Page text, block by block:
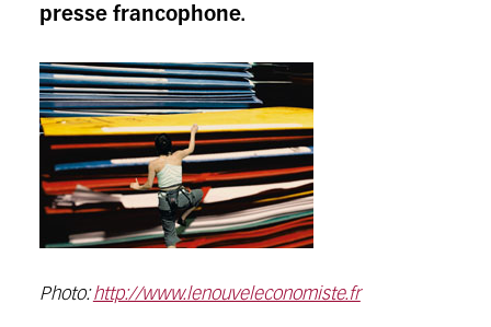
presse francophone.
Photo:http://www.lenouveleconomiste.fr